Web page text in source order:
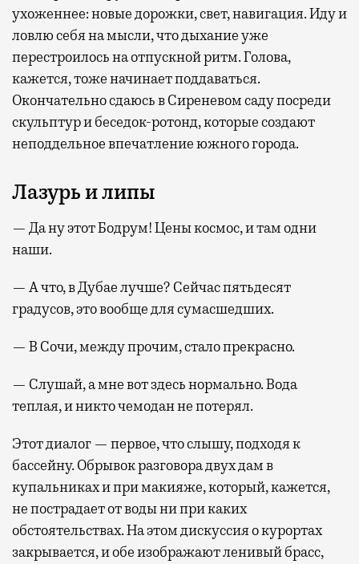
ухоженнее: новые дорожки, свет, навигация. Иду и
ловлю себя на мысли, что дыхание уже
перестроилось на отпускной ритм. Голова,
кажется, тоже начинает поддаваться.
Окончательно сдаюсь в Сиреневом саду посреди
скульптур и беседок-ротонд, которые создают
неподдельное впечатление южного города.
Лазурь и липы
— Да ну этот Бодрум! Цены космос, и там одни
наши.
— А что, в Дубае лучше? Сейчас пятьдесят
градусов, это вообще для сумасшедших.
— В Сочи, между прочим, стало прекрасно.
— Слушай, а мне вот здесь нормально. Вода
теплая, и никто чемодан не потерял.
Этот диалог — первое, что слышу, подходя к
бассейну. Обрывок разговора двух дам в
купальниках и при макияже, который, кажется,
не пострадает от воды ни при каких
обстоятельствах. На этом дискуссия о курортах
закрывается, и обе изображают ленивый брасс,